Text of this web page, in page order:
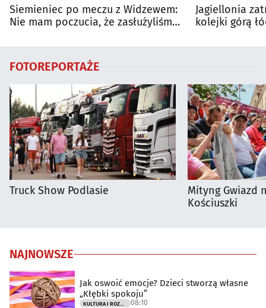
Siemieniec po meczu z Widzewem:
Nie mam poczucia, że zasłużyliśmy
Jagiellonia
kolejki górą
FOTOREPORTAŻE
Truck Show Podlasie
Mityng Gwiazd
Kościuszki
NAJNOWSZE
Jak oswoić emocje? Dzieci stworzą własne
„Kłębki spokoju”
08:10